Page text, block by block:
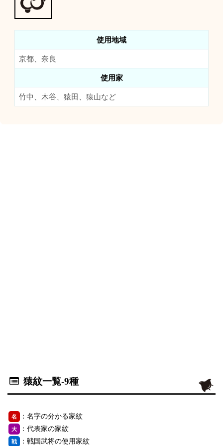
使用地域
京都、奈良
使用家
竹中、木谷、猿田、猿山など
猿紋一覧-9種
名 ：名字の分かる家紋
大 ：代表家の家紋
戦 ：戦国武将の使用家紋